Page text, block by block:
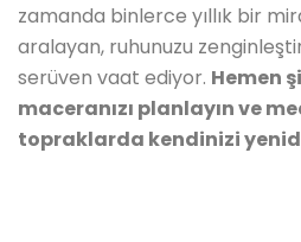
zamanda binlerce yıllık bir
aralayan, ruhunuzu
serüven vaat ediyor. Hemen
maceranızı planlayın ve
topraklarda kendinizi